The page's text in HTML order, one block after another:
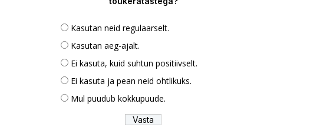
Kasutan neid regulaarselt.
Kasutan aeg-ajalt.
Ei kasuta, kuid suhtun positiivselt.
Ei kasuta ja pean neid ohtlikuks.
Mul puudub kokkupuude.